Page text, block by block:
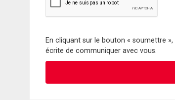
En cliquant sur le bouton « soumettre
écrite de communiquer avec vous.